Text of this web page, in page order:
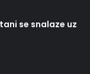
se snalaze uz